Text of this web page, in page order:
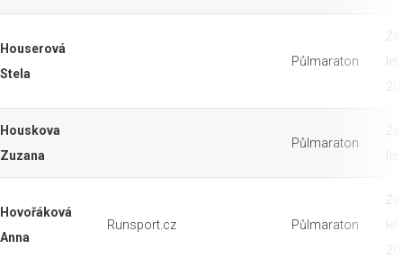
Houserová
Stela
Půlmaraton
Houskova
Zuzana
Půlmaraton
Hovořáková
Anna
Runsport.cz Půlmaraton